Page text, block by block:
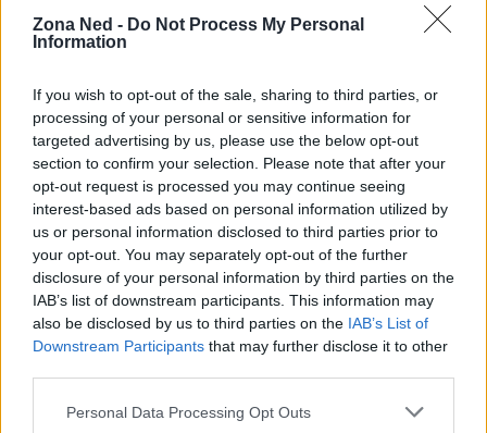
Zona Ned - Do Not Process My Personal
Information
If you wish to opt-out of the sale, sharing to third parties, or
processing of your personal or sensitive information for
targeted advertising by us, please use the below opt-out
section to confirm your selection. Please note that after your
opt-out request is processed you may continue seeing
interest-based ads based on personal information utilized by
us or personal information disclosed to third parties prior to
your opt-out. You may separately opt-out of the further
disclosure of your personal information by third parties on the
IAB’s list of downstream participants. This information may
also be disclosed by us to third parties on the IAB’s List of
Downstream Participants that may further disclose it to other
Please note that this website/app uses one or more Google
Personal Data Processing Opt Outs
AUTORE
Staff